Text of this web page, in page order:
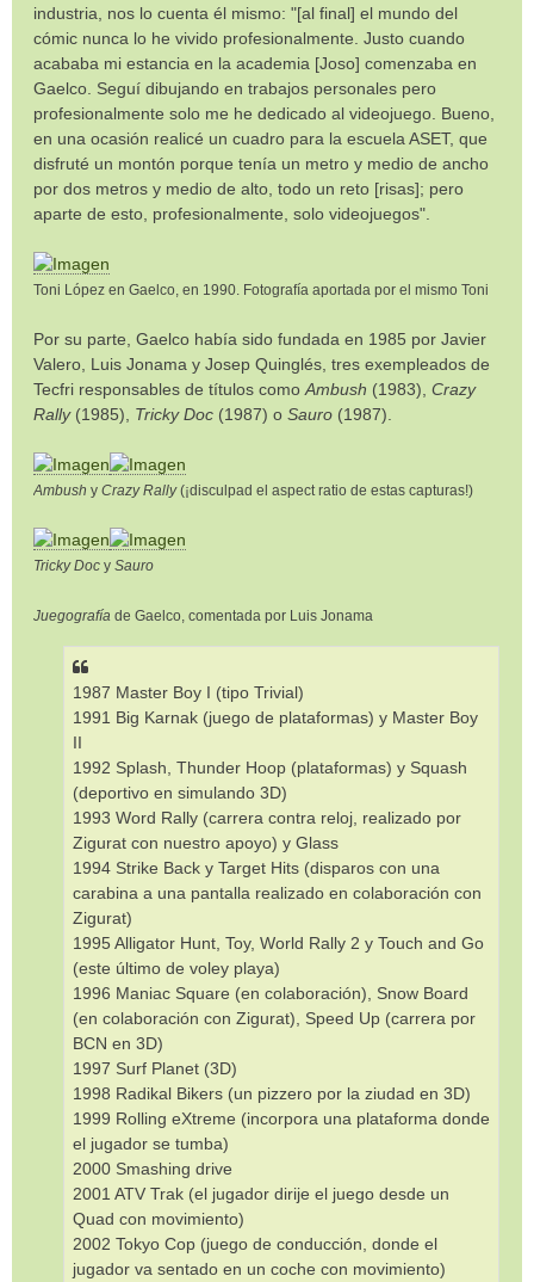
industria, nos lo cuenta él mismo: "[al final] el mundo del
cómic nunca lo he vivido profesionalmente. Justo cuando
acababa mi estancia en la academia [Joso] comenzaba en
Gaelco. Seguí dibujando en trabajos personales pero
profesionalmente solo me he dedicado al videojuego. Bueno,
en una ocasión realicé un cuadro para la escuela ASET, que
disfruté un montón porque tenía un metro y medio de ancho
por dos metros y medio de alto, todo un reto [risas]; pero
aparte de esto, profesionalmente, solo videojuegos".
Toni López en Gaelco, en 1990. Fotografía aportada por el mismo Toni
Por su parte, Gaelco había sido fundada en 1985 por Javier
Valero, Luis Jonama y Josep Quinglés, tres exempleados de
Tecfri responsables de títulos como Ambush (1983), Crazy
Rally(1985), Tricky Doc (1987) o Sauro (1987).
Ambush y Crazy Rally(¡disculpad el aspect ratio de estas capturas!)
Tricky Doc y Sauro
Juegografía de Gaelco, comentada por Luis Jonama
1987 Master Boy I (tipo Trivial)
1991 Big Karnak (juego de plataformas) y Master Boy
II
1992 Splash, Thunder Hoop (plataformas) y Squash
(deportivo en simulando 3D)
1993 Word Rally (carrera contra reloj, realizado por
Zigurat con nuestro apoyo) y Glass
1994 Strike Back y Target Hits (disparos con una
carabina a una pantalla realizado en colaboración con
Zigurat)
1995 Alligator Hunt, Toy, World Rally 2 y Touch and Go
(este último de voley playa)
1996 Maniac Square (en colaboración), Snow Board
(en colaboración con Zigurat), Speed Up (carrera por
BCN en 3D)
1997 Surf Planet (3D)
1998 Radikal Bikers (un pizzero por la ziudad en 3D)
1999 Rolling eXtreme (incorpora una plataforma donde
el jugador se tumba)
2000 Smashing drive
2001 ATV Trak (el jugador dirije el juego desde un
Quad con movimiento)
2002 Tokyo Cop (juego de conducción, donde el
jugador va sentado en un coche con movimiento)